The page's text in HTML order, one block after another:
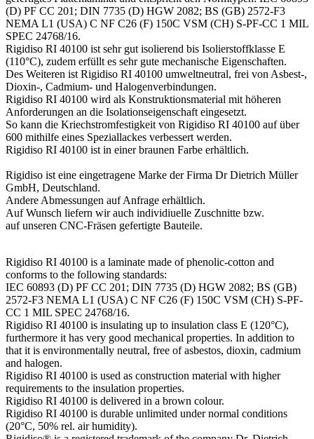
(D) PF CC 201; DIN 7735 (D) HGW 2082; BS (GB) 2572-F3
NEMA L1 (USA) C NF C26 (F) 150C VSM (CH) S-PF-CC 1 MIL
SPEC 24768/16.
Rigidiso RI 40100 ist sehr gut isolierend bis Isolierstoffklasse E
(110°C), zudem erfüllt es sehr gute mechanische Eigenschaften.
Des Weiteren ist Rigidiso RI 40100 umweltneutral, frei von Asbest-,
Dioxin-, Cadmium- und Halogenverbindungen.
Rigidiso RI 40100 wird als Konstruktionsmaterial mit höheren
Anforderungen an die Isolationseigenschaft eingesetzt.
So kann die Kriechstromfestigkeit von Rigidiso RI 40100 auf über
600 mithilfe eines Speziallackes verbessert werden.
Rigidiso RI 40100 ist in einer braunen Farbe erhältlich.
Rigidiso ist eine eingetragene Marke der Firma Dr Dietrich Müller
GmbH, Deutschland.
Andere Abmessungen auf Anfrage erhältlich.
Auf Wunsch liefern wir auch individiuelle Zuschnitte bzw.
auf unseren CNC-Fräsen gefertigte Bauteile.
Rigidiso RI 40100 is a laminate made of phenolic-cotton and
conforms to the following standards:
IEC 60893 (D) PF CC 201; DIN 7735 (D) HGW 2082; BS (GB)
2572-F3 NEMA L1 (USA) C NF C26 (F) 150C VSM (CH) S-PF-
CC 1 MIL SPEC 24768/16.
Rigidiso RI 40100 is insulating up to insulation class E (120°C),
furthermore it has very good mechanical properties. In addition to
that it is environmentally neutral, free of asbestos, dioxin, cadmium
and halogen.
Rigidiso RI 40100 is used as construction material with higher
requirements to the insulation properties.
Rigidiso RI 40100 is delivered in a brown colour.
Rigidiso RI 40100 is durable unlimited under normal conditions
(20°C, 50% rel. air humidity).